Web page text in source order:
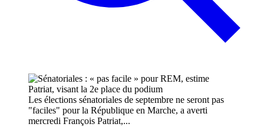
Les élections sénatoriales de septembre ne seront pas
"faciles" pour la République en Marche, a averti
mercredi François Patriat,...